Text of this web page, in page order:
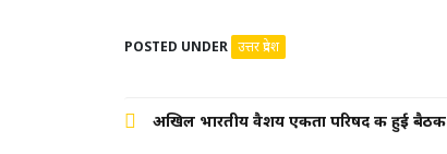
POSTED UNDER उत्तर प्रदेश
Post
अखिल भारतीय वैशय एकता परिषद की हुई बैठक